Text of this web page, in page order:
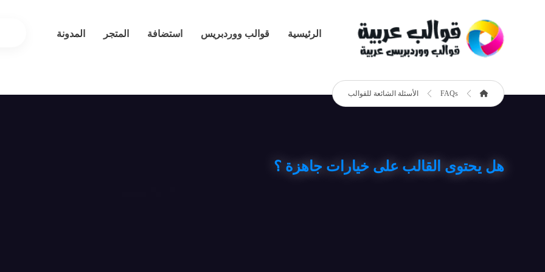
الرئيسية قوالب ووردبريس استضافة المتجر المدونة
FAQs الأسئلة الشائعة للقوالب
هل يحتوى القالب على خيارات جاهزة ؟